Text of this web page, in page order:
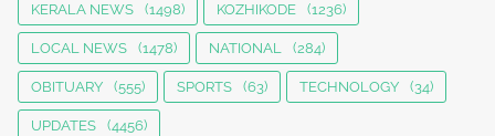
KERALA NEWS (1498) KOZHIKODE (1236)
LOCAL NEWS (1478) NATIONAL (284)
OBITUARY (555) SPORTS (63) TECHNOLOGY (34)
UPDATES (4456)